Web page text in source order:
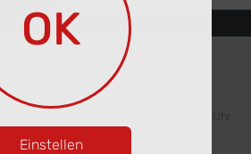
Donnerstag
12:00 - 22:00 Uhr
OK
Einstellen